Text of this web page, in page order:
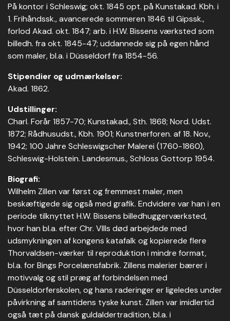
På kontor i Schleswig; okt. 1845 opt. på Kunstakad. Kbh. i
1. Frihåndssk., avancerede sommeren 1846 til Gipssk.,
forlod Akad. okt. 1847; arb. i H.W. Bissens værksted som
billedh. fra okt. 1845-47; uddannede sig på egen hånd
som maler, bl.a. i Düsseldorf fra 1854-56.
Stipendier og udmærkelser:
Akad. 1862.
Udstillinger:
Charl. Forår 1857-70; Kunstakad., Sth. 1868; Nord. Udst.
1872; Rådhusudst., Kbh. 1901; Kunstnerforen. af 18. Nov.,
1942; 100 Jahre Schleswigscher Malerei (1760-1860),
Schleswig-Holstein. Landesmus., Schloss Gottorp 1954.
Biografi:
Wilhelm Zillen var først og fremmest maler, men
beskæftigede sig også med grafik. Endvidere var han i en
periode tilknyttet H.W. Bissens billedhuggerværksted,
hvor han bl.a. efter Chr. VIIIs død arbejdede med
udsmykningen af kongens katafalk og kopierede flere
Thorvaldsen-værker til reproduktion i mindre format,
bl.a. for Bings Porcelænsfabrik. Zillens malerier bærer i
motivvalg og stil præg af forbindelsen med
Düsseldorferskolen, og hans raderinger er ligeledes under
påvirkning af samtidens tyske kunst. Zillen var imidlertid
også tæt på dansk guldaldertradition, bl.a. i